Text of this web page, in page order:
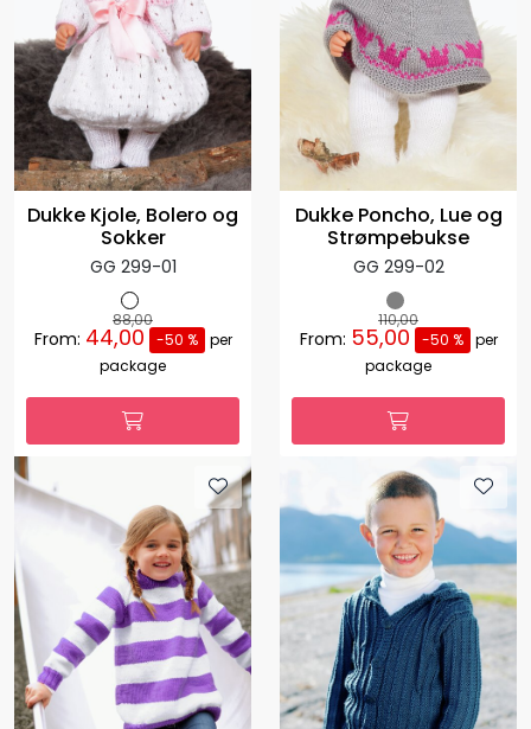
Dukke Kjole, Bolero og
Sokker
GG 299-01
88,00
From: 44,00 -50 %
per
package
Dukke Poncho, Lue og
Strømpebukse
GG 299-02
110,00
From: 55,00 -50 %
per
package